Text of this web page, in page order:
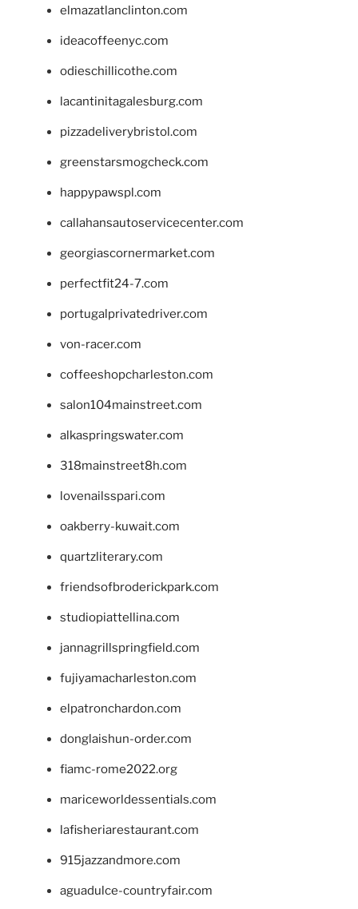
elmazatlanclinton.com
ideacoffeenyc.com
odieschillicothe.com
lacantinitagalesburg.com
pizzadeliverybristol.com
greenstarsmogcheck.com
happypawspl.com
callahansautoservicecenter.com
georgiascornermarket.com
perfectfit24-7.com
portugalprivatedriver.com
von-racer.com
coffeeshopcharleston.com
salon104mainstreet.com
alkaspringswater.com
318mainstreet8h.com
lovenailsspari.com
oakberry-kuwait.com
quartzliterary.com
friendsofbroderickpark.com
studiopiattellina.com
jannagrillspringfield.com
fujiyamacharleston.com
elpatronchardon.com
donglaishun-order.com
fiamc-rome2022.org
mariceworldessentials.com
lafisheriarestaurant.com
915jazzandmore.com
aguadulce-countryfair.com